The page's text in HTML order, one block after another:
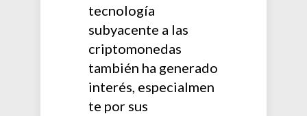
tecnología
subyacente a las
criptomonedas
también ha generado
interés, especialmen
te por sus